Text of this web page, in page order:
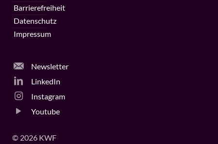
Barrierefreiheit
Datenschutz
Impressum
Newsletter
LinkedIn
Instagram
Youtube
© 2026 KWF